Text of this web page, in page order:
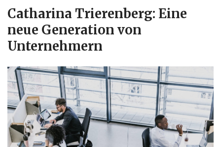
Catharina Trierenberg: Eine
neue Generation von
Unternehmern